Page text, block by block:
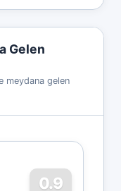
Gelen
meydana gelen
0.9